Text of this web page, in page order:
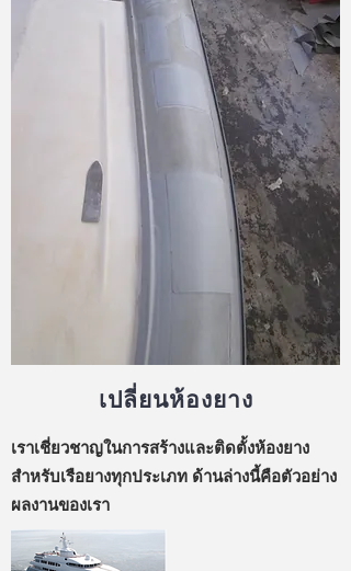
เปลี่ยนห้องยาง
เราเชี่ยวชาญในการสร้างและติดตั้งห้องยาง
สำหรับเรือยางทุกประเภท ด้านล่างนี้คือตัวอย่าง
ผลงานของเรา